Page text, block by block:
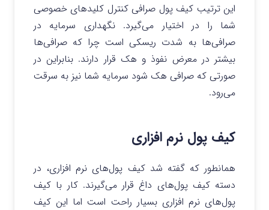
این ترتیب کیف پول صرافی کنترل کلیدهای خصوصی
شما را در اختیار می‌گیرد. نگهداری سرمایه در
صرافی‌ها به شدت ریسکی است چرا که صرافی‌ها
بیشتر در معرض نفوذ و هک قرار دارند. بنابراین در
صورتی که صرافی هک شود سرمایه شما نیز به سرقت
می‌رود.
کیف پول نرم افزاری
همانطور که گفته شد کیف پول‌های نرم افزاری، در
دسته کیف پول‌های داغ قرار می‌گیرند. کار با کیف
پول‌های نرم افزاری بسیار راحت است اما این کیف